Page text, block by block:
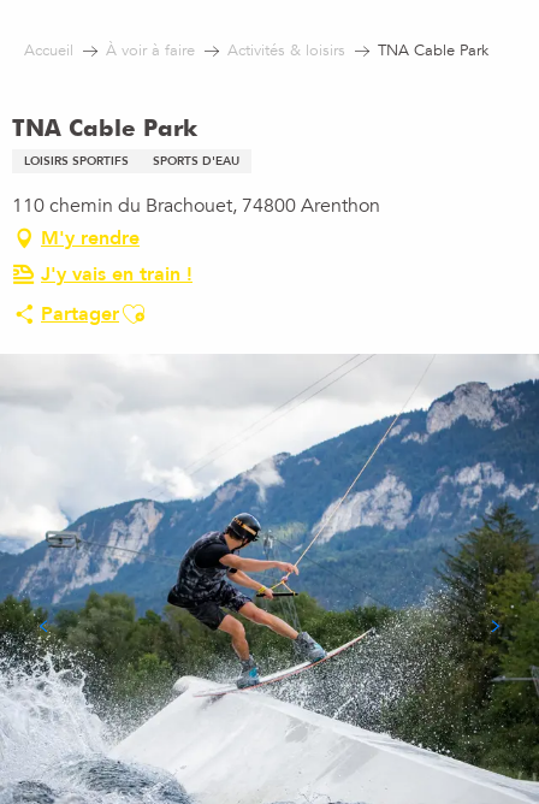
Accueil À voir à faire Activités & loisirs TNA Cable Park
TNA Cable Park
LOISIRS SPORTIFS SPORTS D'EAU
110 chemin du Brachouet, 74800 Arenthon
M'y rendre
J'y vais en train !
PartagerAjouter aux favoris